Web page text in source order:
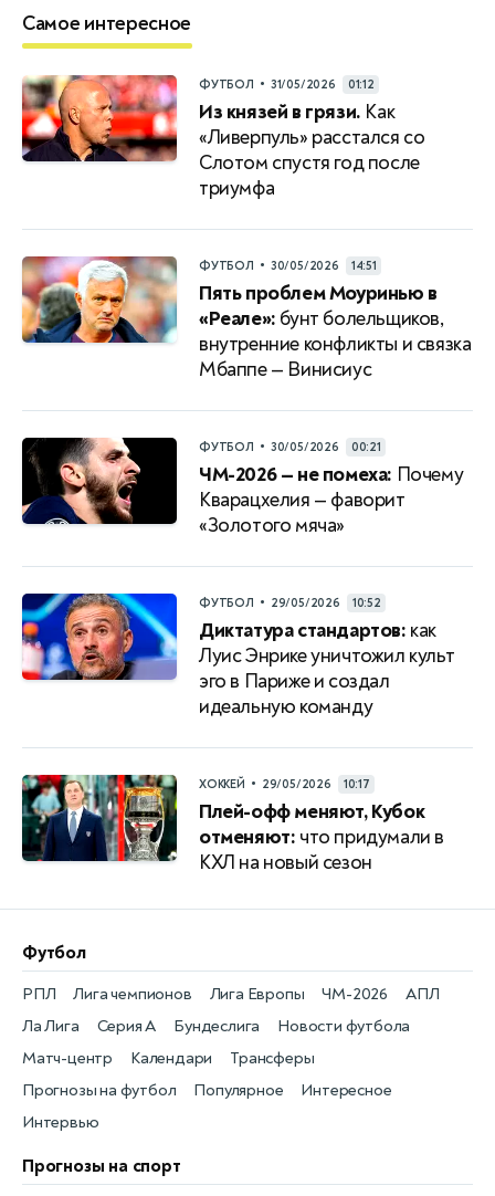
Самое интересное
ФУТБОЛ • 31/05/2026 01:12
Из князей в грязи. Как
«Ливерпуль» расстался со
Слотом спустя год после
триумфа
ФУТБОЛ • 30/05/2026 14:51
Пять проблем Моуринью в
«Реале»: бунт болельщиков,
внутренние конфликты и связка
Мбаппе — Винисиус
ФУТБОЛ • 30/05/2026 00:21
ЧМ-2026 — не помеха: Почему
Кварацхелия — фаворит
«Золотого мяча»
ФУТБОЛ • 29/05/2026 10:52
Диктатура стандартов: как
Луис Энрике уничтожил культ
эго в Париже и создал
идеальную команду
ХОККЕЙ • 29/05/2026 10:17
Плей-офф меняют, Кубок
отменяют: что придумали в
КХЛ на новый сезон
Футбол
Новости футбола
РПЛ
Матч-центр
Лига чемпионов
Календари
Лига Европы
Трансферы
ЧМ-2026
Прогнозы на футбол
АПЛ
Популярное
Ла Лига
Интересное
Серия А
Интервью
Бундеслига
Прогнозы на спорт